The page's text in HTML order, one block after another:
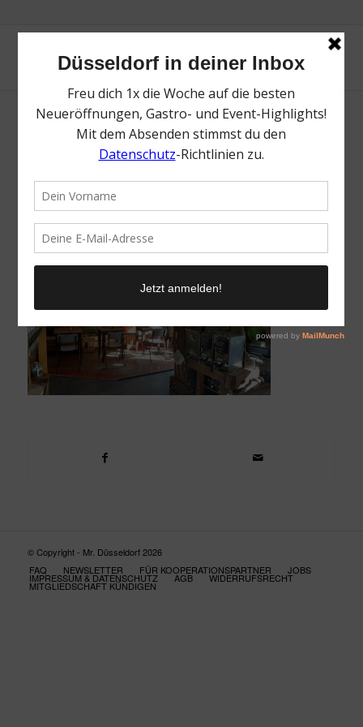
Purenote | Top Kürbis-Tipps in Düsseldorf &
© Copyright - Mr. Düsseldorf 2026
FAQ
NEWSLETTER FÜR KOOPERATIONSPARTNER JOBS
IMPRESSUM & DATENSCHUTZ AGB WIDERRUFSRECHT
MITGLIEDSCHAFT KÜNDIGEN